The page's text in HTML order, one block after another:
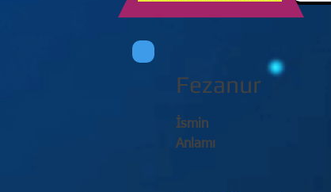
Fezanur
İsmin
Anlamı